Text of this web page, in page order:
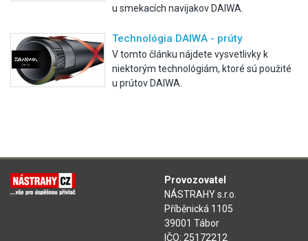
u smekacích navijakov DAIWA.
Technológia DAIWA - prúty
V tomto článku nájdete vysvetlivky k
niektorým technológiám, ktoré sú použité
u prútov DAIWA.
Provozovatel
NÁSTRAHY s.r.o.
Příběnická 1105
39001 Tábor
IČO: 25172212